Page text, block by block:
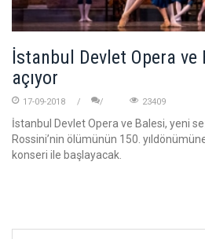
İstanbul Devlet Opera ve
açıyor
17-09-2018 23409
İstanbul Devlet Opera ve Balesi, yeni
Rossini’nin ölümünün 150.
konseri ile başlayacak.